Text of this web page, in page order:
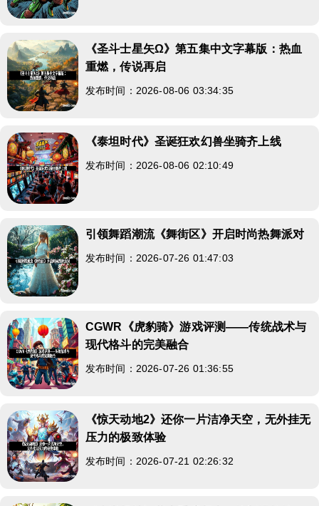
《圣斗士星矢Ω》第五集中文字幕版：热血
重燃，传说再启
发布时间：2026-08-06 03:34:35
《泰坦时代》圣诞狂欢幻兽坐骑齐上线
发布时间：2026-08-06 02:10:49
引领舞蹈潮流《舞街区》开启时尚热舞派对
发布时间：2026-07-26 01:47:03
CGWR《虎豹骑》游戏评测——传统战术与
现代格斗的完美融合
发布时间：2026-07-26 01:36:55
《惊天动地2》还你一片洁净天空，无外挂无
压力的极致体验
发布时间：2026-07-21 02:26:32